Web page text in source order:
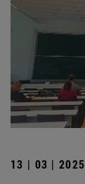
13 | 03 | 2025